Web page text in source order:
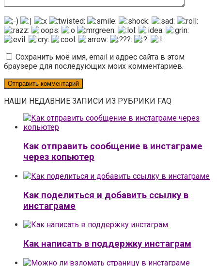
Сохранить моё имя, email и адрес сайта в этом
браузере для последующих моих комментариев.
НАШИ НЕДАВНИЕ ЗАПИСИ ИЗ РУБРИКИ FAQ
Как отправить сообщение в инстаграме
через копьютер
Как поделиться и добавить ссылку в
инстаграме
Как написать в поддержку инстаграм